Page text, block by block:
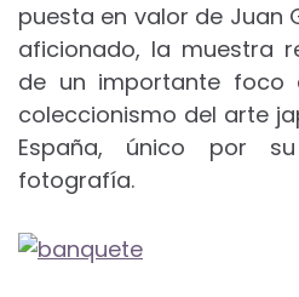
puesta en valor de Juan
aficionado, la muestra
de un importante foco
coleccionismo del arte
España, único por
fotografía.